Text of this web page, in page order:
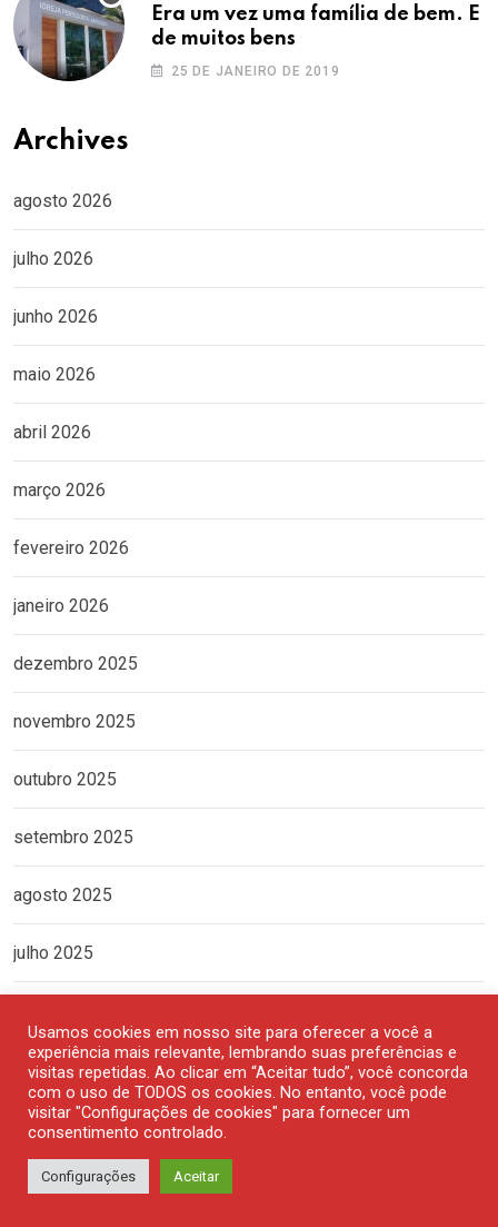
Era um vez uma família de bem. E
de muitos bens
25 DE JANEIRO DE 2019
Archives
agosto 2026
julho 2026
junho 2026
maio 2026
abril 2026
março 2026
fevereiro 2026
janeiro 2026
dezembro 2025
novembro 2025
outubro 2025
setembro 2025
agosto 2025
julho 2025
maio 2025
abril 2025
março 2025
Usamos cookies em nosso site para oferecer a você a
experiência mais relevante, lembrando suas preferências e
visitas repetidas. Ao clicar em “Aceitar tudo”, você concorda
com o uso de TODOS os cookies. No entanto, você pode
visitar "Configurações de cookies" para fornecer um
consentimento controlado.
Configurações Aceitar